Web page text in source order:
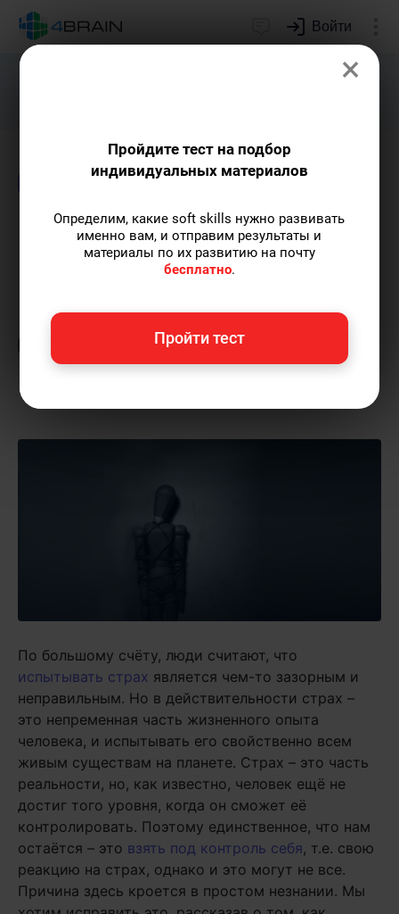
Войти
Подарим индивидуальный план
Психология
Как работать со страхами?
экспертных знаний с опытом более 12 лет,
главред 4brain, путешественник.
По большому счёту, люди считают, что
испытывать страх является чем-то зазорным и
неправильным. Но в действительности страх –
это непременная часть жизненного опыта
человека, и испытывать его свойственно всем
живым существам на планете. Страх – это часть
реальности, но, как известно, человек ещё не
достиг того уровня, когда он сможет её
контролировать. Поэтому единственное, что нам
остаётся – это взять под контроль себя, т.е. свою
реакцию на страх, однако и это могут не все.
Причина здесь кроется в простом незнании. Мы
×
Пройдите тест на подбор
индивидуальных материалов
Определим, какие soft skills нужно развивать
именно вам, и отправим результаты и
материалы по их развитию на почту
бесплатно.
Пройти тест